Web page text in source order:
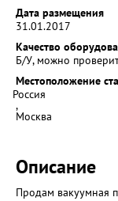
Дата размещения
31.01.2017
Качество
Б/У, можно
Местоположение
Россия
,
Москва
Описание
Продам вaкуумнaя